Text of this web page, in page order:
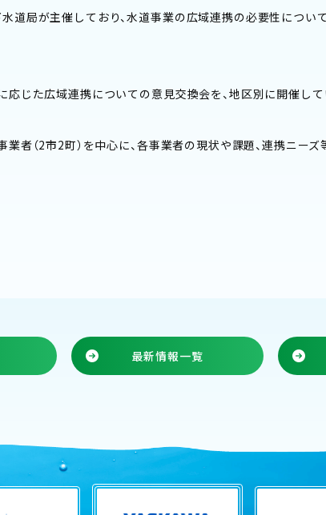
道局が主催しており、水道事業の広域連携の必要性につい
応じた広域連携についての意見交換会を、地区別に開催して
業者（2市2町）を中心に、各事業者の現状や課題、連携ニー
最新情報一覧